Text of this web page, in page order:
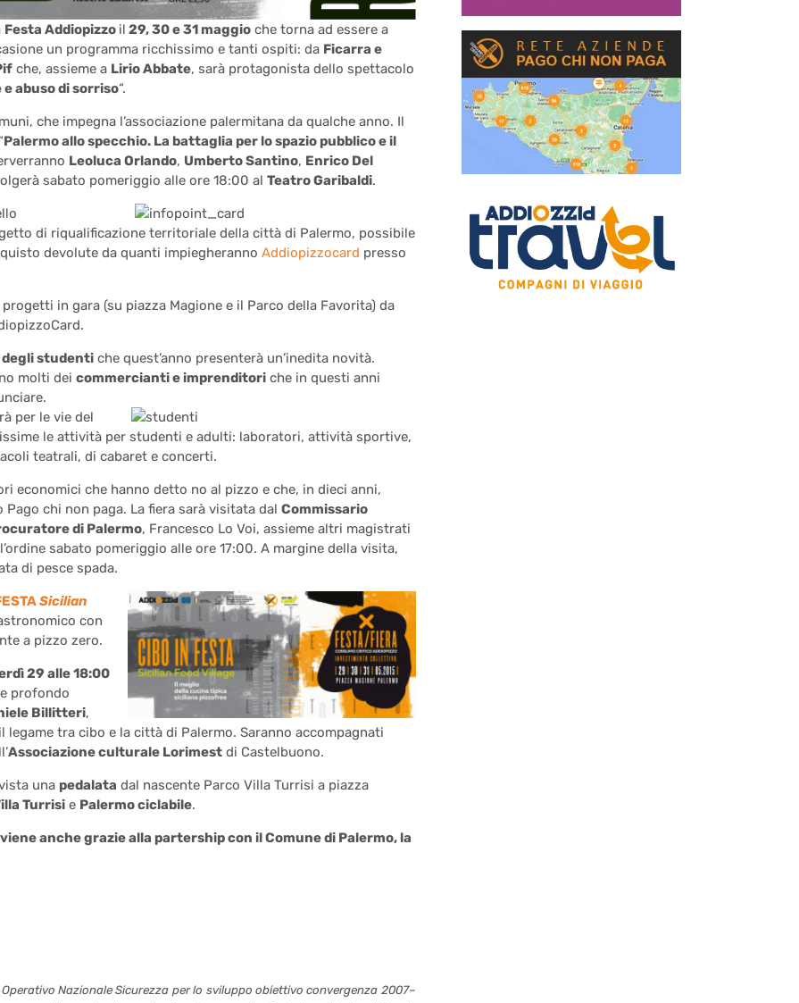
Festa Addiopizzo il 29, 30 e 31 maggio che torna ad essere a
un programma ricchissimo e tanti ospiti: da Ficarra e
che, assieme a Lirio Abbate, sarà protagonista dello spettacolo
abuso di sorriso“.
che impegna l’associazione palermitana da qualche anno. Il
Palermo allo specchio. La battaglia per lo spazio pubblico e il
Leoluca Orlando, Umberto Santino, Enrico Del
sabato pomeriggio alle ore 18:00 al Teatro Garibaldi.
di riqualificazione territoriale della città di Palermo, possibile
devolute da quanti impiegheranno Addiopizzocard presso
in gara (su piazza Magione e il Parco della Favorita) da
studenti che quest’anno presenterà un’inedita novità.
molti dei commercianti e imprenditori che in questi anni
per le vie del
le attività per studenti e adulti: laboratori, attività sportive,
teatrali, di cabaret e concerti.
economici che hanno detto no al pizzo e che, in dieci anni,
chi non paga. La fiera sarà visitata dal Commissario
di Palermo, Francesco Lo Voi, assieme altri magistrati
sabato pomeriggio alle ore 17:00. A margine della visita,
di pesce spada.
Sicilian
con
a pizzo zero.
29 alle 18:00
profondo
Billitteri,
tra cibo e la città di Palermo. Saranno accompagnati
Associazione culturale Lorimest di Castelbuono.
una pedalata dal nascente Parco Villa Turrisi a piazza
Turrisi e Palermo ciclabile.
anche grazie alla partership con il Comune di Palermo, la
Nazionale Sicurezza per lo sviluppo obiettivo convergenza 2007–